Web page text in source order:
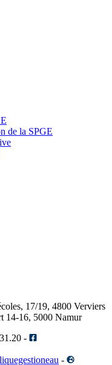
de la SPGE
17/19, 4800 Verviers
14-16, 5000 Namur
-
-